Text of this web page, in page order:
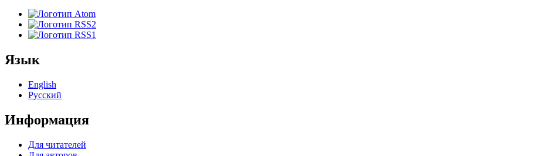
Язык
English
Русский
Информация
Для читателей